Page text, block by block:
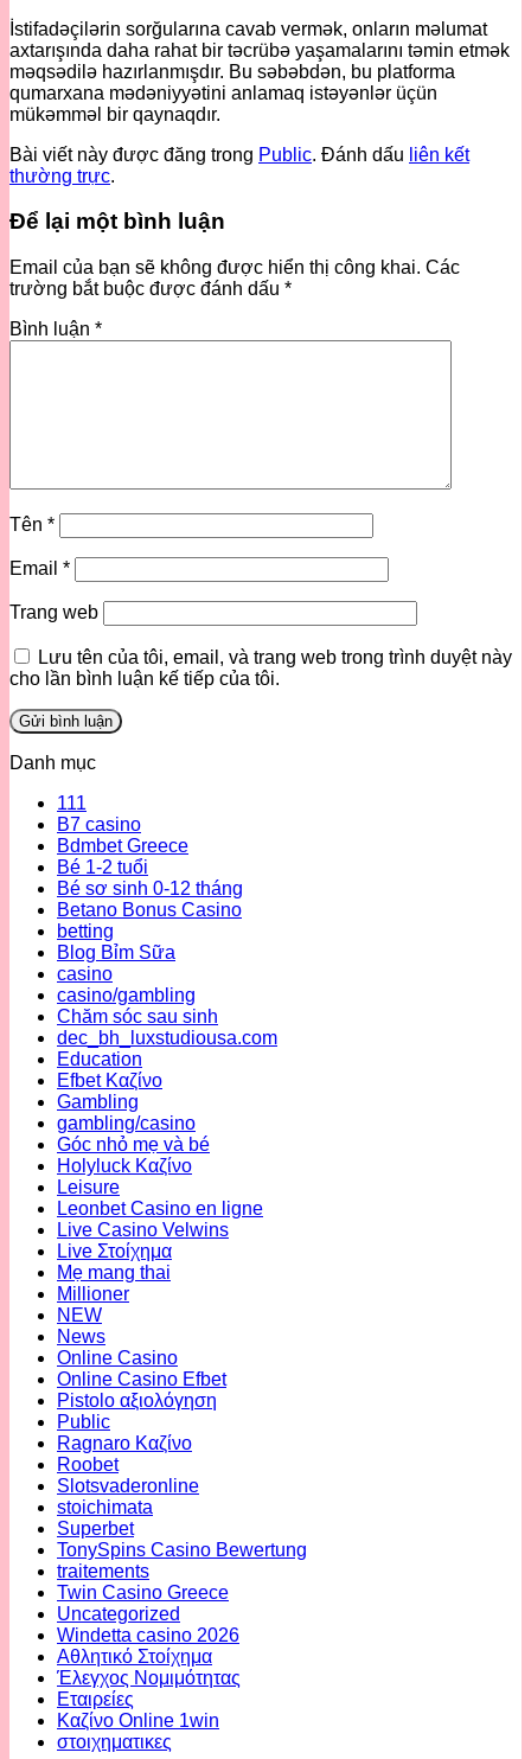
İstifadəçilərin sorğularına cavab vermək, onların məlumat
axtarışında daha rahat bir təcrübə yaşamalarını təmin etmək
məqsədilə hazırlanmışdır. Bu səbəbdən, bu platforma
qumarxana mədəniyyətini anlamaq istəyənlər üçün
mükəmməl bir qaynaqdır.
Bài viết này được đăng trong Public. Đánh dấu liên kết
thường trực.
Để lại một bình luận
Email của bạn sẽ không được hiển thị công khai. Các
trường bắt buộc được đánh dấu *
Bình luận *
Tên *
Email *
Trang web
Lưu tên của tôi, email, và trang web trong trình duyệt này
cho lần bình luận kế tiếp của tôi.
Danh mục
111
B7 casino
Bdmbet Greece
Bé 1-2 tuổi
Bé sơ sinh 0-12 tháng
Betano Bonus Casino
betting
Blog Bỉm Sữa
casino
casino/gambling
Chăm sóc sau sinh
dec_bh_luxstudiousa.com
Education
Efbet Καζίνο
Gambling
gambling/casino
Góc nhỏ mẹ và bé
Holyluck Καζίνο
Leisure
Leonbet Casino en ligne
Live Casino Velwins
Live Στοίχημα
Mẹ mang thai
Millioner
NEW
News
Online Casino
Online Casino Efbet
Pistolo αξιολόγηση
Public
Ragnaro Καζίνο
Roobet
Slotsvaderonline
stoichimata
Superbet
TonySpins Casino Bewertung
traitements
Twin Casino Greece
Uncategorized
Windetta casino 2026
Αθλητικό Στοίχημα
Έλεγχος Νομιμότητας
Εταιρείες
Καζίνο Online 1win
στοιχηματικες